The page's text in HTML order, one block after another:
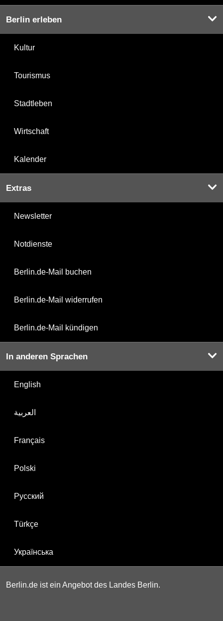
Berlin erleben
Kultur
Tourismus
Stadtleben
Wirtschaft
Kalender
Extras
Newsletter
Notdienste
Berlin.de-Mail buchen
Berlin.de-Mail widerrufen
Berlin.de-Mail kündigen
In anderen Sprachen
English
العربية
Français
Polski
Русский
Türkçe
Українська
Berlin.de ist ein Angebot des Landes Berlin.